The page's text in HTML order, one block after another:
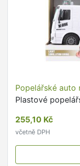
Popelářské auto
Plastové
255,10 Kč
včetně DPH